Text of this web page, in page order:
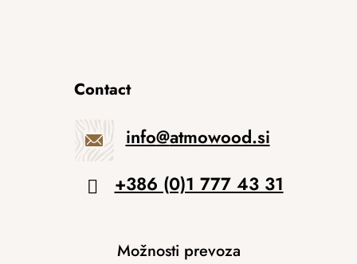
Contact
info@atmowood.si
+386 (0)1 777 43 31
Možnosti prevoza